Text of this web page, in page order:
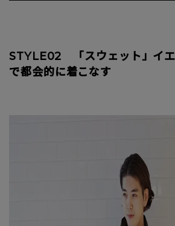
STYLE02 「スウェット」イ
で都会的に着こなす